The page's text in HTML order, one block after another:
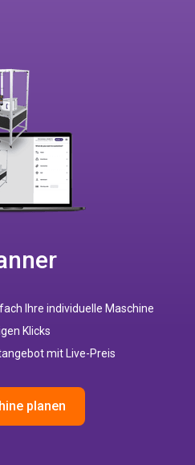
Ihre individuelle Maschine
Klicks
mit Live-Preis
planen